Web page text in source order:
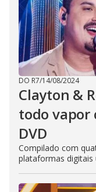
DO R7/14/08/2024
Clayton &
todo vapor
DVD
Compilado com
plataformas digitais